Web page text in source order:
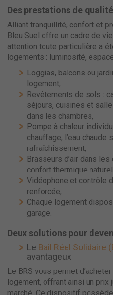
Des prestations de
Alliant tranquillité, confort et
Bleu Suel offre un cadre de
attention toute particulière a
logements : luminosité,
Loggias, balcons ou
logement,
Revêtements de sols :
séjours, cuisines et
dans les chambres,
Pompe à chaleur
chauffage, l’eau chaude
rafraîchissement,
Brasseurs d’air dans
confort thermique
Vidéophone et contrôle
renforcée,
Chaque logement
garage.
Deux solutions pour
Le Bail Réel Solidaire
avantageux
Le BRS vous permet
logement, offrant ainsi un prix
marché. Ce dispositif